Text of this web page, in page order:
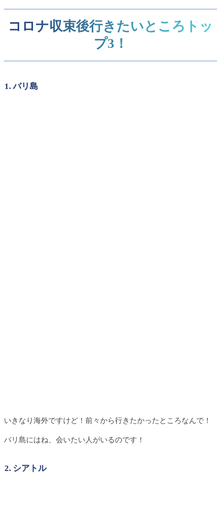
コロナ収束後行きたいところトッ
プ3！
1. バリ島
いきなり海外ですけど！前々から行きたかったところなんで！
バリ島にはね、会いたい人がいるのです！
2. シアトル